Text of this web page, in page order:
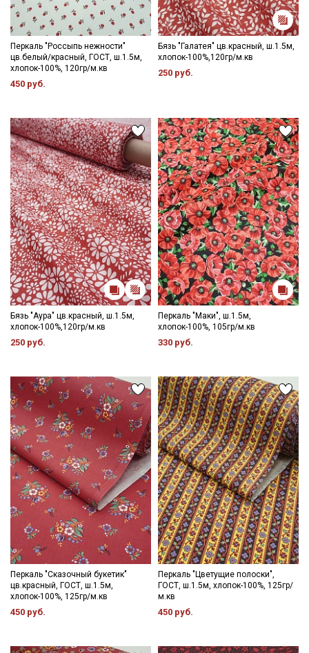
Перкаль "Россыпь нежности"
цв.белый/красный, ГОСТ, ш.1.5м,
хлопок-100%, 120гр/м.кв
450 руб.
Бязь "Галатея" цв.красный, ш.1.5м,
хлопок-100%,120гр/м.кв
250 руб.
Бязь "Аура" цв.красный, ш.1.5м,
хлопок-100%,120гр/м.кв
250 руб.
Перкаль "Маки", ш.1.5м,
хлопок-100%, 105гр/м.кв
330 руб.
Перкаль "Сказочный букетик"
цв.красный, ГОСТ, ш.1.5м,
хлопок-100%, 125гр/м.кв
450 руб.
Перкаль "Цветущие полоски",
ГОСТ, ш.1.5м, хлопок-100%, 125гр/
м.кв
450 руб.